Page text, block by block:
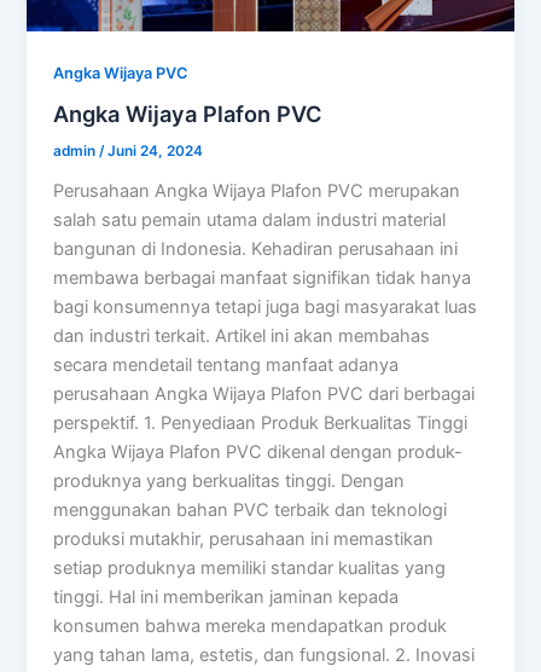
Angka Wijaya PVC
Angka Wijaya Plafon PVC
admin/Juni 24, 2024
Perusahaan Angka Wijaya Plafon PVC merupakan
salah satu pemain utama dalam industri material
bangunan di Indonesia. Kehadiran perusahaan ini
membawa berbagai manfaat signifikan tidak hanya
bagi konsumennya tetapi juga bagi masyarakat luas
dan industri terkait. Artikel ini akan membahas
secara mendetail tentang manfaat adanya
perusahaan Angka Wijaya Plafon PVC dari berbagai
perspektif. 1. Penyediaan Produk Berkualitas Tinggi
Angka Wijaya Plafon PVC dikenal dengan produk-
produknya yang berkualitas tinggi. Dengan
menggunakan bahan PVC terbaik dan teknologi
produksi mutakhir, perusahaan ini memastikan
setiap produknya memiliki standar kualitas yang
tinggi. Hal ini memberikan jaminan kepada
konsumen bahwa mereka mendapatkan produk
yang tahan lama, estetis, dan fungsional. 2. Inovasi